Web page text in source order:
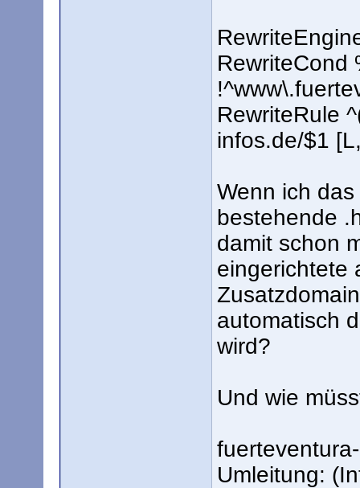
RewriteCond
RewriteRule
infos.de/$1
Wenn ich
bestehende
damit schon
eingerichtete
automatisch
wird?
Und wie
Umleitung: